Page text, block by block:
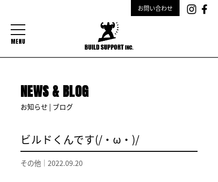
お問い合わせ
MENU
NEWS & BLOG
お知らせ | ブログ
ビルドくんです(/・ω・)/
その他｜ 2022.09.20